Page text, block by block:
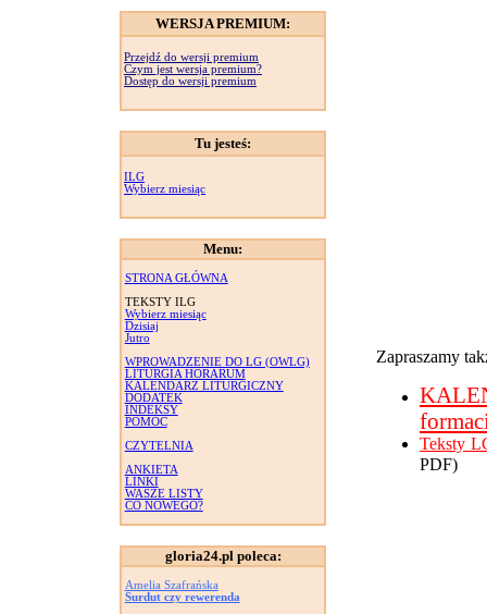
WERSJA PREMIUM:
Przejdź do wersji premium
Czym jest wersja premium?
Dostęp do wersji premium
Tu jesteś:
ILG
Wybierz miesiąc
Menu:
STRONA GŁÓWNA
TEKSTY ILG
Wybierz miesiąc
Dzisiaj
Jutro
WPROWADZENIE DO LG (OWLG)
LITURGIA HORARUM
KALENDARZ LITURGICZNY
DODATEK
INDEKSY
POMOC
CZYTELNIA
ANKIETA
LINKI
WASZE LISTY
CO NOWEGO?
gloria24.pl poleca:
Amelia Szafrańska
Surdut czy rewerenda
Zapraszamy
Teksty
PDF)